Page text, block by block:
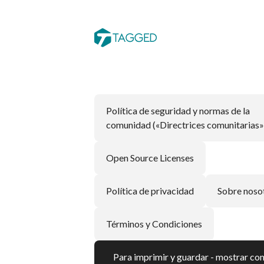
Política de seguridad y normas de la
comunidad («Directrices
Open Source Licenses
Política de privacidad Sobre
Términos y Condiciones
Para imprimir y guardar - mostrar